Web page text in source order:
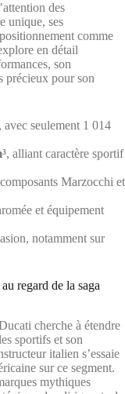
des
unique, ses
comme
en détail
son
précieux pour son
seulement 1 014
, alliant caractère sportif
Marzocchi et
et équipement
notamment sur
regard de la saga
cherche à étendre
sportifs et son
italien s’essaie
sur ce segment.
mythiques